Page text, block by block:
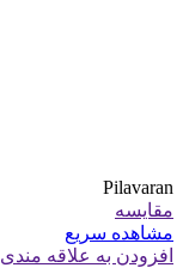
Pilavaran
مقایسه
مشاهده سریع
افزودن به علاقه مندی